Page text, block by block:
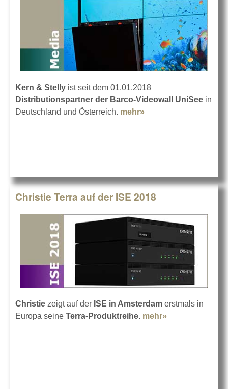
Kern & Stelly ist seit dem 01.01.2018
Distributionspartner der Barco-Videowall UniSee in
Deutschland und Österreich. mehr»
Christie Terra auf der ISE 2018
Christie zeigt auf der ISE in Amsterdam erstmals in
Europa seine Terra-Produktreihe. mehr»